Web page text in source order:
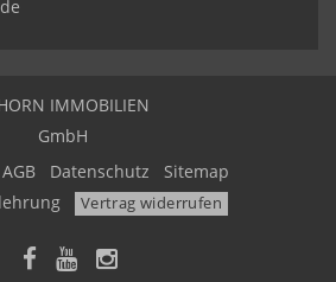
IMMOBILIEN
GmbH
AGB Datenschutz
Sitemap
Vertrag widerrufen